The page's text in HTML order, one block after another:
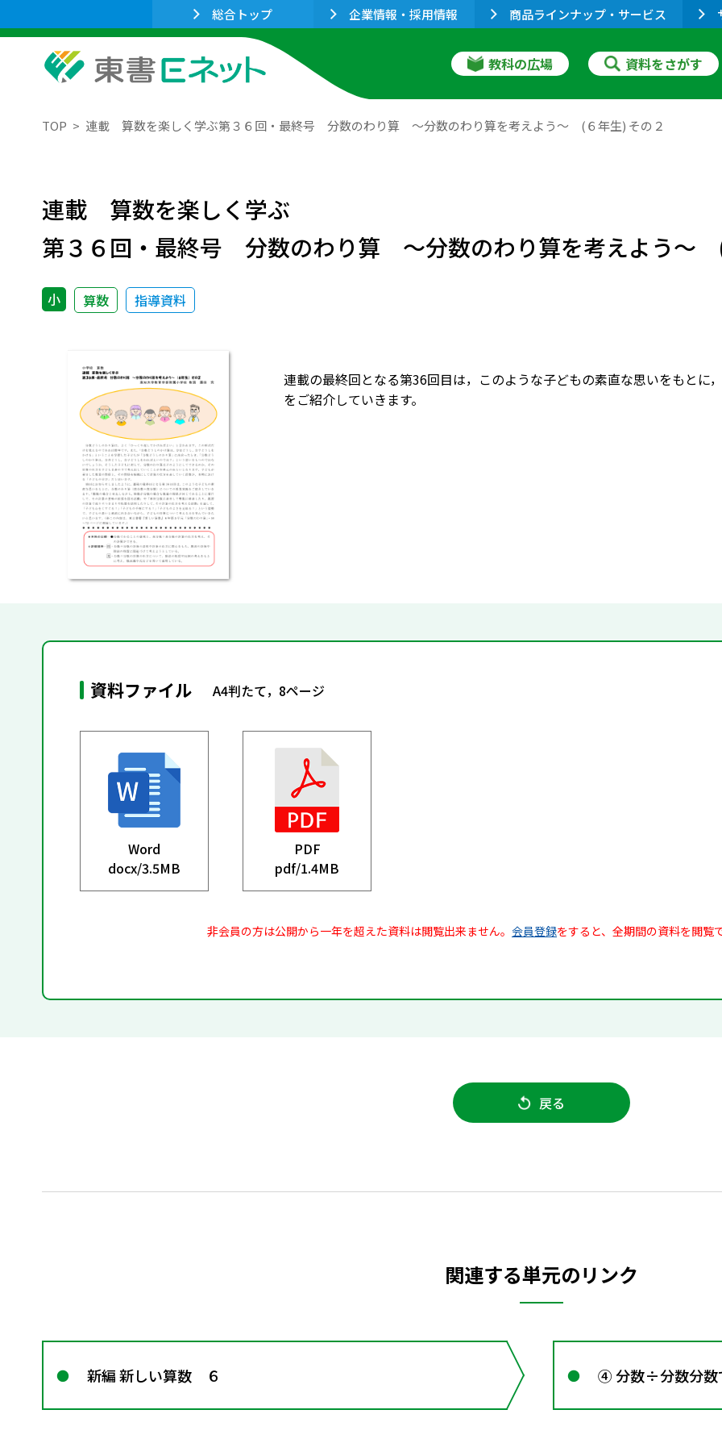
総合トップ 企業情報・採用情報 商品ラインナップ・サービス
教科の広場 資料をさがす
TOP 連載 算数を楽しく学ぶ第３６回・最終号 分数のわり算 ～分数のわり算を考えよう～ (６年生) その２
連載 算数を楽しく学ぶ
第３６回・最終号 分数のわり算 ～分数のわり算を考えよう～
小 算数 指導資料
連載の最終回となる第36回目は，このような子どもの素直な思いをもと
をご紹介していきます。
資料ファイル A4判たて，8ページ
Word
docx/3.5MB
PDF
pdf/1.4MB
非会員の方は公開から一年を超えた資料は閲覧出来ません。 会員登録をすると、全期間の資料を閲覧
戻る
関連する単元のリンク
新編 新しい算数 ６ ④ 分数÷分数分数